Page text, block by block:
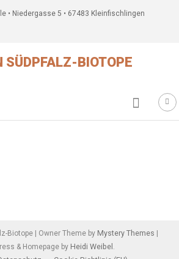
• Niedergasse 5 • 67483 Kleinfischlingen
Biotope Owner Theme by Mystery Themes
& Homepage by Heidi Weibel .